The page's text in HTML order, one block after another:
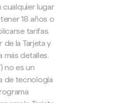
cualquier lugar
18 años o
tarifas.
la Tarjeta y
más detalles.
no es un
de tecnología